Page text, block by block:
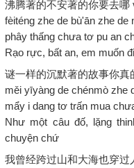
沸腾著的不安著的你要去哪
fèiténg zhe de bù'ān zhe de
phây thấng chưa tơ pu an
Rạo rực, bất an, em muốn
谜一样的沉默著的故事你真
měi yīyàng de chénmò zhe
mẩy i dang tơ trấn mua
Như một câu đố, lặng
chuyện chứ
我曾经跨过山和大海也穿过